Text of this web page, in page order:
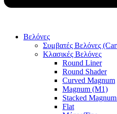
Βελόνες
Συμβατές Βελόνες
Κλασικές Βελόνες
Round Liner
Round Shader
Curved Magnum
Magnum (M1)
Stacked
Flat